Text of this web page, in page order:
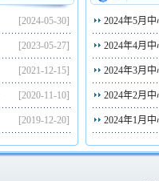
[2024-05-30]
[2023-05-27]
[2021-12-15]
[2020-11-10]
[2019-12-20]
2024年5月
2024年4月
2024年3月
2024年2月
2024年1月